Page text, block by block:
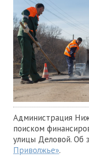
Администрация
поиском
улицы Деловой. Об
Приволжье».